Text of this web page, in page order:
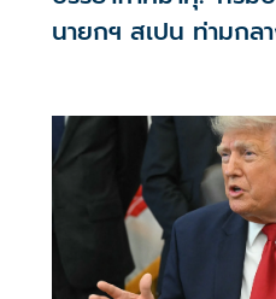
นายกฯ สเปน ท่ามกล